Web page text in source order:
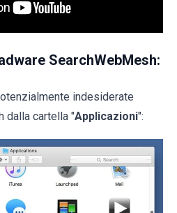
SearchWebMesh:
indesiderate
dalla cartella "Applicazioni":